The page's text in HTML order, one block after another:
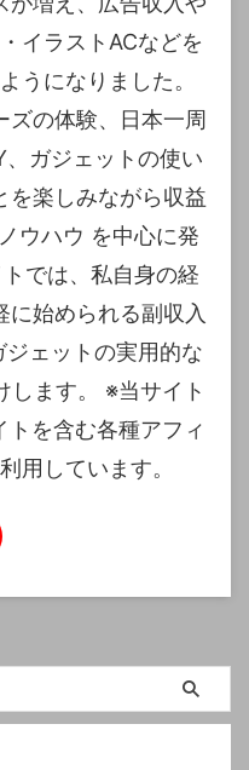
イラストACなどを
うになりました。
ズの体験、日本一周
ガジェットの使い
を楽しみながら収益
ウハウ を中心に発
では、私自身の経
始められる副収入
ェットの実用的な
します。 ※当サイト
を含む各種アフィ
用しています。